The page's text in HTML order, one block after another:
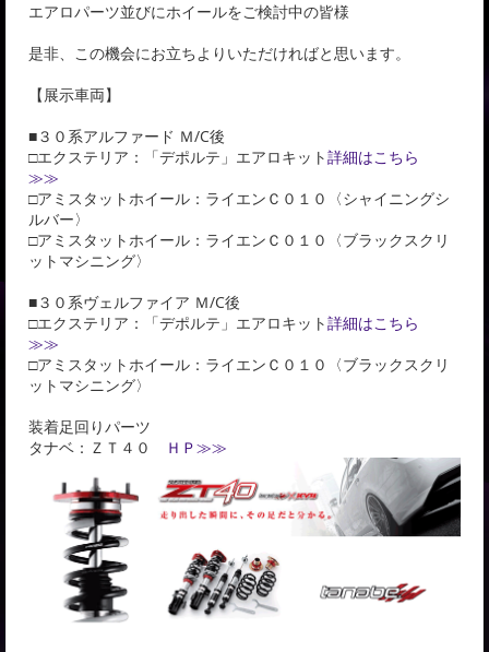
エアロパーツ並びにホイールをご検討中の皆様
是非、この機会にお立ちよりいただければと思います。
【展示車両】
■３０系アルファード Ｍ/C後
□エクステリア：「デポルテ」エアロキット詳細はこちら
≫≫
□アミスタットホイール：ライエンＣ０１０〈シャイニングシ
ルバー〉
□アミスタットホイール：ライエンＣ０１０〈ブラックスクリ
ットマシニング〉
■３０系ヴェルファイア Ｍ/C後
□エクステリア：「デポルテ」エアロキット詳細はこちら
≫≫
□アミスタットホイール：ライエンＣ０１０〈ブラックスクリ
ットマシニング〉
装着足回りパーツ
タナベ：ＺＴ４０
ＨＰ≫≫